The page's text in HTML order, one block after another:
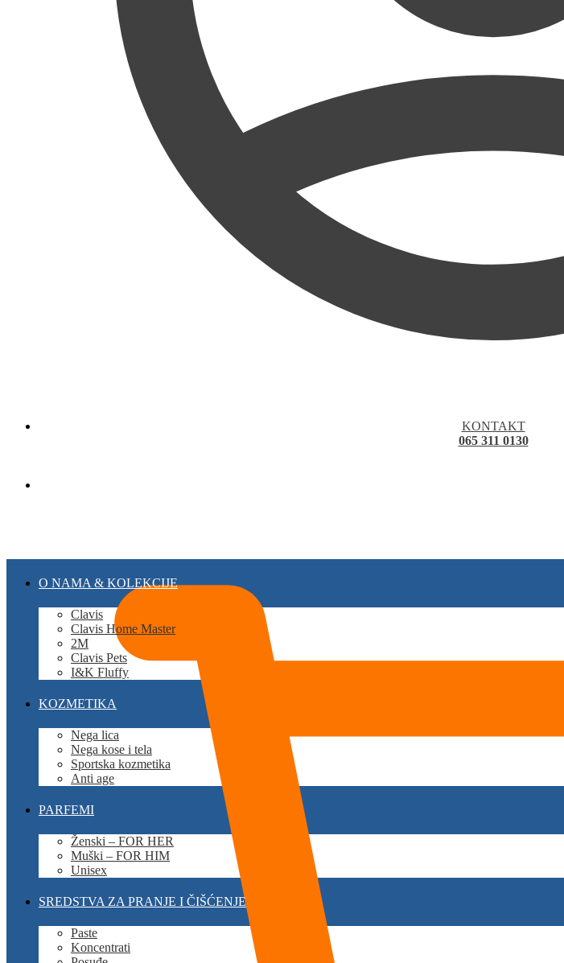
KONTAKT
065 311 0130
O NAMA & KOLEKCIJE
Clavis
Clavis Home Master
2M
Clavis Pets
I&K Fluffy
KOZMETIKA
Nega lica
Nega kose i tela
Sportska kozmetika
Anti age
PARFEMI
Ženski – FOR HER
Muški – FOR HIM
Unisex
SREDSTVA ZA PRANJE I ČIŠĆENJE
Paste
Koncentrati